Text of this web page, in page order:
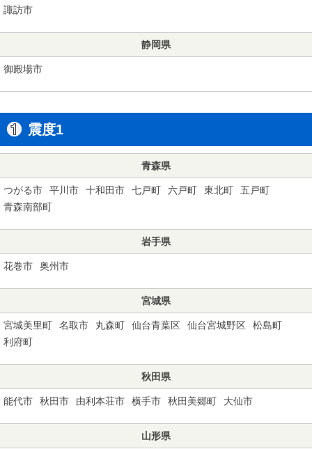
諏訪市
静岡県
御殿場市
震度1
青森県
つがる市 平川市 十和田市 七戸町 六戸町 東北町
五戸町
青森南部町
岩手県
花巻市 奥州市
宮城県
宮城美里町 名取市 丸森町 仙台青葉区 仙台宮城野区
松島町
利府町
秋田県
能代市 秋田市 由利本荘市 横手市 秋田美郷町 大仙市
山形県